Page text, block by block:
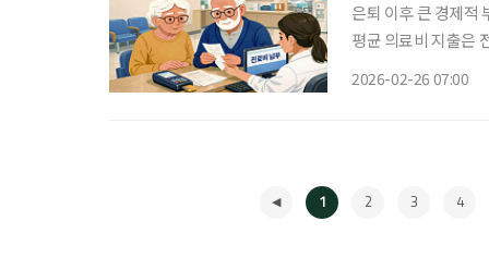
은퇴 이후 큰 경제적
평균 의료비 지출은 전
2026-02-26 07:00
1 2 3 4